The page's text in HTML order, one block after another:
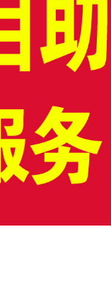
冷
会议
团
厨师
做饭